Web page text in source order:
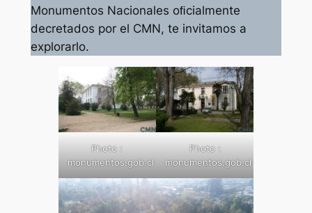
Monumentos Nacionales oﬁcialmente
decretados por el CMN, te invitamos a
explorarlo.
Photo :
monumentos.gob.cl
Photo :
monumentos.gob.cl